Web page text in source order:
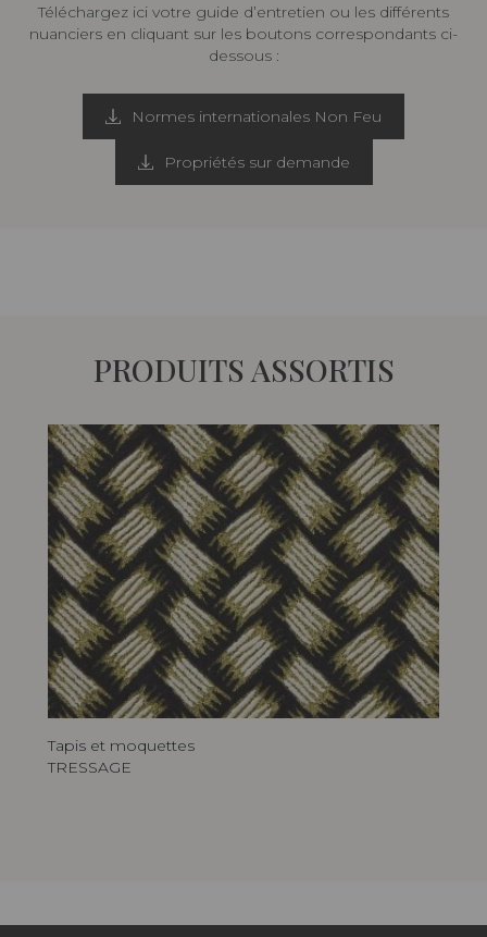
Téléchargez ici votre guide d’entretien ou les différents
nuanciers en cliquant sur les boutons correspondants ci-
dessous :
Normes internationales Non Feu
Propriétés sur demande
PRODUITS ASSORTIS
Tapis et moquettes
TRESSAGE